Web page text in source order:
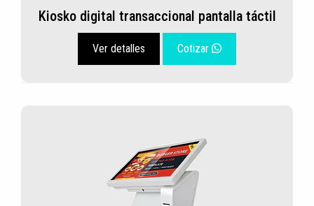
Kiosko digital transaccional pantalla táctil
Ver detalles Cotizar